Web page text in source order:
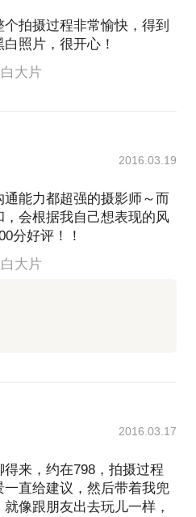
拍摄过程非常愉快，得到
照片，很开心！
大片
2016.03.19
能力都超强的摄影师～而
，会根据我自己想表现的风
分好评！！
大片
2016.03.17
来，约在798，拍摄过程
直给建议，然后带着我兜
像跟朋友出去玩儿一样，